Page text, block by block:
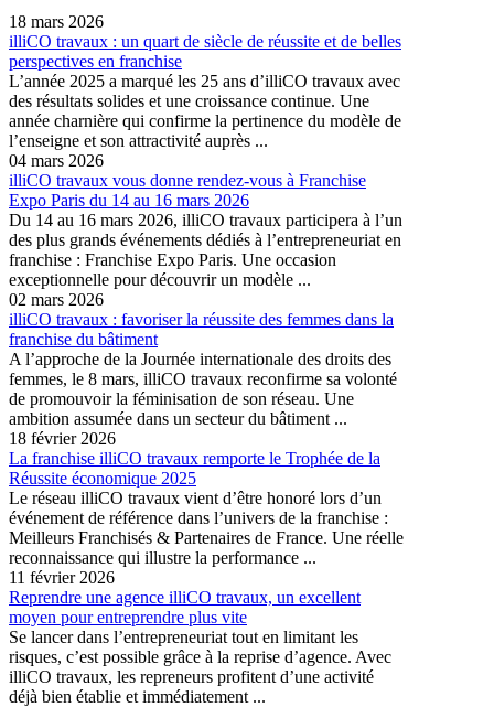
18 mars 2026
illiCO travaux : un quart de siècle de réussite et de belles
perspectives en franchise
L’année 2025 a marqué les 25 ans d’illiCO travaux avec
des résultats solides et une croissance continue. Une
année charnière qui confirme la pertinence du modèle de
l’enseigne et son attractivité auprès ...
04 mars 2026
illiCO travaux vous donne rendez-vous à Franchise
Expo Paris du 14 au 16 mars 2026
Du 14 au 16 mars 2026, illiCO travaux participera à l’un
des plus grands événements dédiés à l’entrepreneuriat en
franchise : Franchise Expo Paris. Une occasion
exceptionnelle pour découvrir un modèle ...
02 mars 2026
illiCO travaux : favoriser la réussite des femmes dans la
franchise du bâtiment
A l’approche de la Journée internationale des droits des
femmes, le 8 mars, illiCO travaux reconfirme sa volonté
de promouvoir la féminisation de son réseau. Une
ambition assumée dans un secteur du bâtiment ...
18 février 2026
La franchise illiCO travaux remporte le Trophée de la
Réussite économique 2025
Le réseau illiCO travaux vient d’être honoré lors d’un
événement de référence dans l’univers de la franchise :
Meilleurs Franchisés & Partenaires de France. Une réelle
reconnaissance qui illustre la performance ...
11 février 2026
Reprendre une agence illiCO travaux, un excellent
moyen pour entreprendre plus vite
Se lancer dans l’entrepreneuriat tout en limitant les
risques, c’est possible grâce à la reprise d’agence. Avec
illiCO travaux, les repreneurs profitent d’une activité
déjà bien établie et immédiatement ...